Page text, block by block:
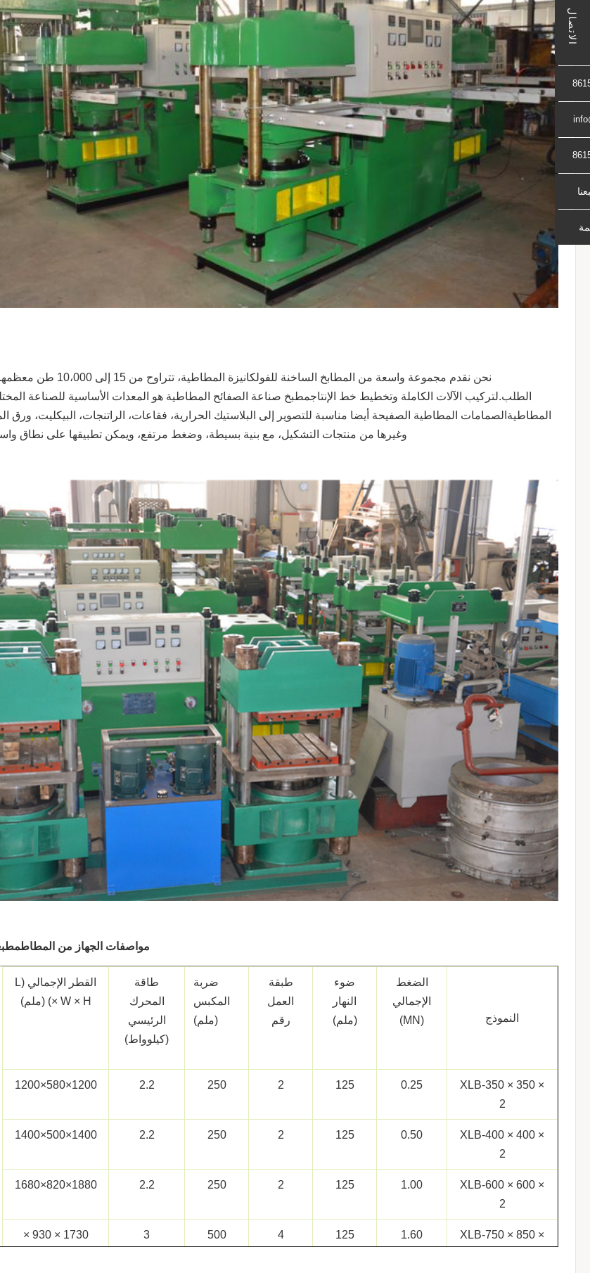
الاتصال
نحن نقدم مجموعة واسعة من المطابخ الساخنة
الطلب.لتركيب الآلات الكاملة وتخطيط خط الإنتاجمطبخ صناعة الصفائح المطاطية هو المعدات الأساسية للصناعة
المطاطيةالصمامات المطاطية الصفيحة أيضا مناسبة للتصوير إلى البلاستيك الحرارية، فقاعات، الراتنجات، البيكليت، ورق
وغيرها من منتجات التشكيل، مع بنية بسيطة، وضغط مرتفع، ويمكن تطبيقها على نطاق
مواصفات الجهاز من المطاط
النموذج
الضغط
الإجمالي
(MN)
ضوء
النهار
(ملم)
طبقة
العمل
رقم
ضربة
المكبس
(ملم)
طاقة
المحرك
الرئيسي
(كيلوواط)
القطر الإجمالي (L
× W × H) (ملم)
XLB-350 × 350 ×
2
0.25
125
2
250
2.2
1200×580×1200
XLB-400 × 400 ×
2
0.50
125
2
250
2.2
1400×500×1400
XLB-600 × 600 ×
2
1.00
125
2
250
2.2
1880×820×1680
XLB-750 × 850 ×
1.60
125
4
500
3
1730 × 930 ×